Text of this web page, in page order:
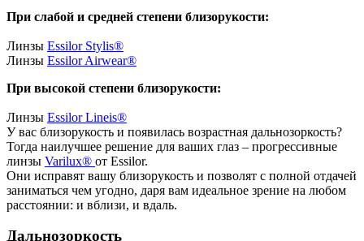
При слабой и средней степени близорукости:
Линзы Essilor Stylis®
Линзы Essilor Airwear®
При высокой степени близорукости:
Линзы Essilor Lineis®
У вас близорукость и появилась возрастная дальнозоркость?
Тогда наилучшее решение для ваших глаз – прогрессивные
линзы Varilux® от Essilor.
Они исправят вашу близорукость и позволят с полной отдачей
заниматься чем угодно, даря вам идеальное зрение на любом
расстоянии: и вблизи, и вдаль.
Дальнозоркость